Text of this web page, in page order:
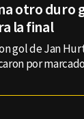
otro duro
la final
gol de Jan
por